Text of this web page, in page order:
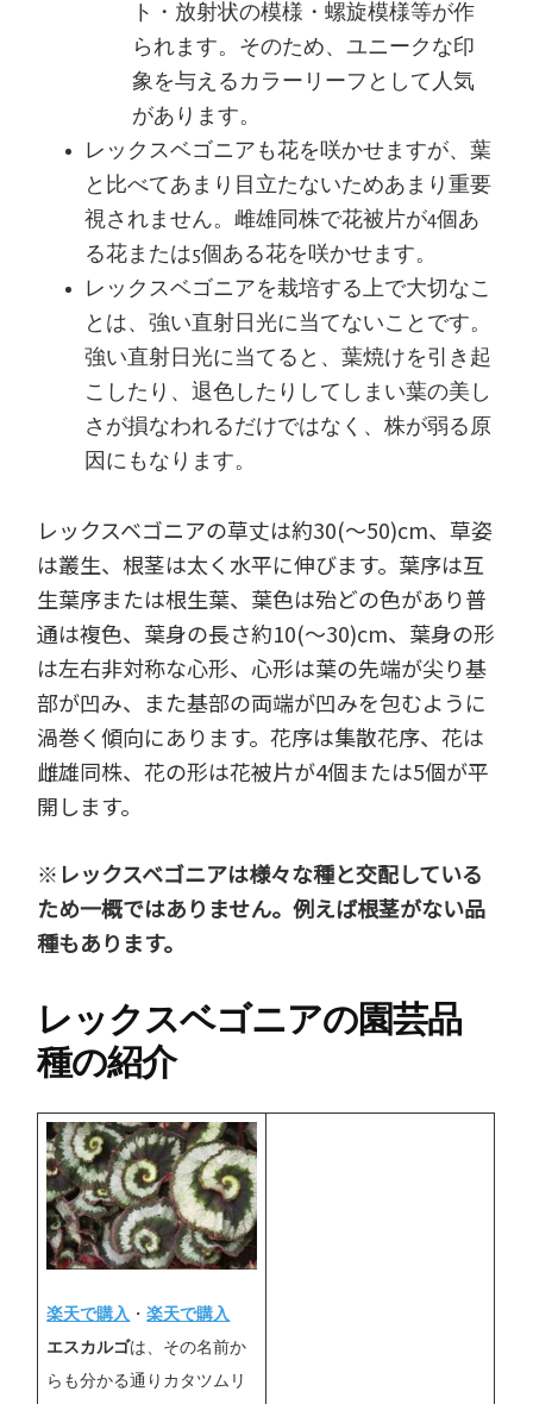
ト・放射状の模様・螺旋模様等が作
られます。そのため、ユニークな印
象を与えるカラーリーフとして人気
があります。
レックスベゴニアも花を咲かせますが、葉
と比べてあまり目立たないためあまり重要
視されません。雌雄同株で花被片が4個あ
る花または5個ある花を咲かせます。
レックスベゴニアを栽培する上で大切なこ
とは、強い直射日光に当てないことです。
強い直射日光に当てると、葉焼けを引き起
こしたり、退色したりしてしまい葉の美し
さが損なわれるだけではなく、株が弱る原
因にもなります。
レックスベゴニアの草丈は約30(～50)cm、草姿
は叢生、根茎は太く水平に伸びます。葉序は互
生葉序または根生葉、葉色は殆どの色があり普
通は複色、葉身の長さ約10(～30)cm、葉身の形
は左右非対称な心形、心形は葉の先端が尖り基
部が凹み、また基部の両端が凹みを包むように
渦巻く傾向にあります。花序は集散花序、花は
雌雄同株、花の形は花被片が4個または5個が平
開します。
※レックスベゴニアは様々な種と交配している
ため一概ではありません。例えば根茎がない品
種もあります。
レックスベゴニアの園芸品
種の紹介
楽天で購入 ・楽天で購入
エスカルゴは、その名前か
らも分かる通りカタツムリ